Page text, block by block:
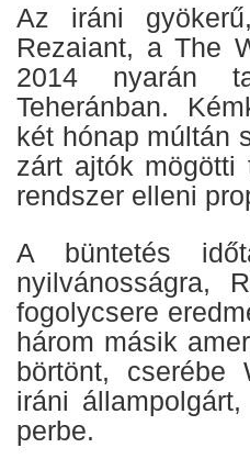
Az iráni
Rezaiant, a The
2014 nyarán
Teheránban.
két hónap múltán
zárt ajtók
rendszer elleni
A büntetés
nyilvánosságra,
fogolycsere
három másik
börtönt, cserébe
iráni
perbe.